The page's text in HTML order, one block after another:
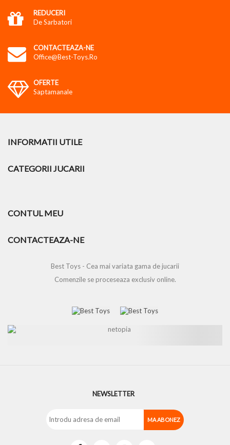
REDUCERI
De Sarbatori
CONTACTEAZA-NE
Office@best-Toys.ro
OFERTE
Saptamanale
INFORMATII UTILE
CATEGORII JUCARII
CONTUL MEU
CONTACTEAZA-NE
Best Toys - Cea mai variata gama de jucarii
Comenzile se proceseaza exclusiv online.
NEWSLETTER